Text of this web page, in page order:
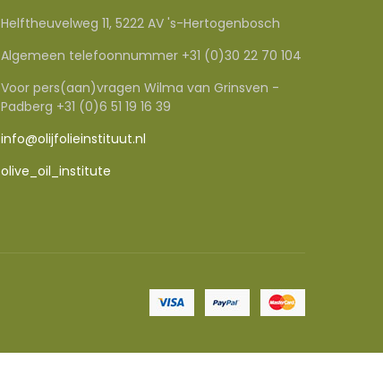
Helftheuvelweg 11, 5222 AV 's-Hertogenbosch
Algemeen telefoonnummer +31 (0)30 22 70 104
Voor pers(aan)vragen Wilma van Grinsven -
Padberg +31 (0)6 51 19 16 39
info@olijfolieinstituut.nl
olive_oil_institute